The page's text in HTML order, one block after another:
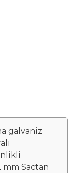
galvaniz
mm Sactan